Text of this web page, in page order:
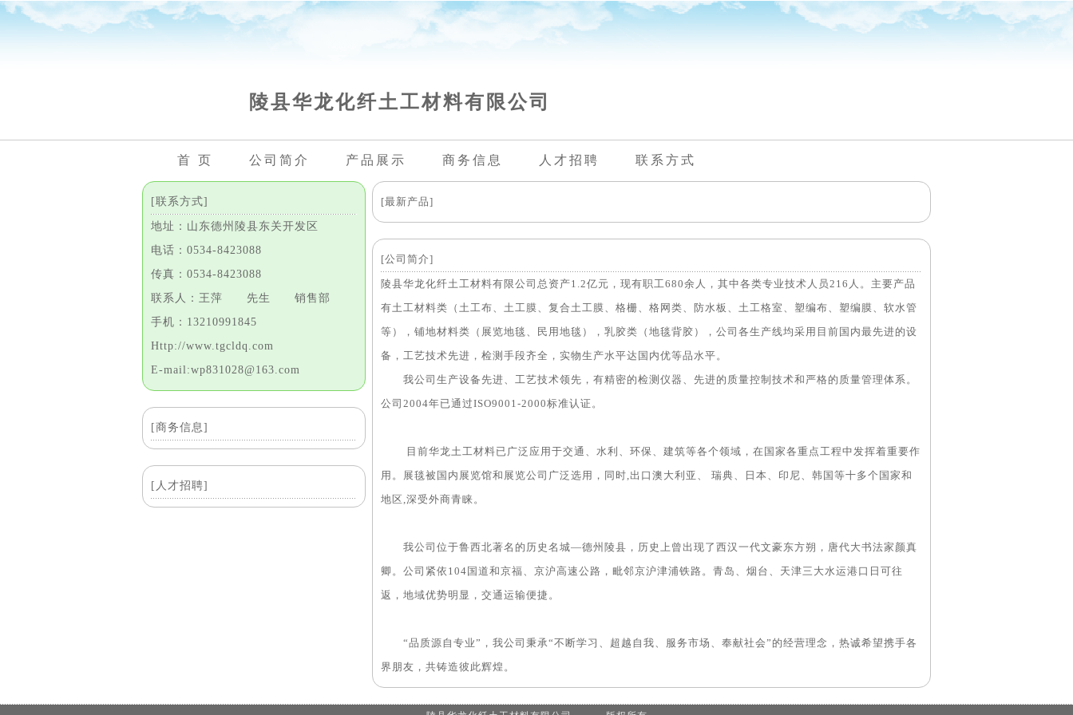
陵县华龙化纤土工材料有限公司
首 页 公司简介 产品展示 商务信息 人才招聘 联系方式
[联系方式]
地址：山东德州陵县东关开发区
电话：0534-8423088
传真：0534-8423088
联系人：王萍 先生 销售部
手机：13210991845
Http://www.tgcldq.com
E-mail:wp831028@163.com
[商务信息]
[人才招聘]
[最新产品]
[公司简介]
陵县华龙化纤土工材料有限公司总资产1.2亿元，现有职工680余人，其中各类专业技术人员216人。主要产品
有土工材料类（土工布、土工膜、复合土工膜、格栅、格网类、防水板、土工格室、塑编布、塑编膜、软水管
等），铺地材料类（展览地毯、民用地毯），乳胶类（地毯背胶），公司各生产线均采用目前国内最先进的设
备，工艺技术先进，检测手段齐全，实物生产水平达国内优等品水平。
我公司生产设备先进、工艺技术领先，有精密的检测仪器、先进的质量控制技术和严格的质量管理体系。
公司2004年已通过ISO9001-2000标准认证。
目前华龙土工材料已广泛应用于交通、水利、环保、建筑等各个领域，在国家各重点工程中发挥着重要作
用。展毯被国内展览馆和展览公司广泛选用，同时,出口澳大利亚、 瑞典、日本、印尼、韩国等十多个国家和
地区,深受外商青睐。
我公司位于鲁西北著名的历史名城—德州陵县，历史上曾出现了西汉一代文豪东方朔，唐代大书法家颜真
卿。公司紧依104国道和京福、京沪高速公路，毗邻京沪津浦铁路。青岛、烟台、天津三大水运港口日可往
返，地域优势明显，交通运输便捷。
“品质源自专业”，我公司秉承“不断学习、超越自我、服务市场、奉献社会”的经营理念，热诚希望携手各
界朋友，共铸造彼此辉煌。